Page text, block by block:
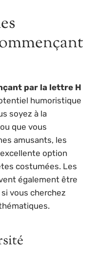
par la lettre H
humoristique
soyez à la
que vous
amusants, les
option
costumées. Les
également être
vous cherchez